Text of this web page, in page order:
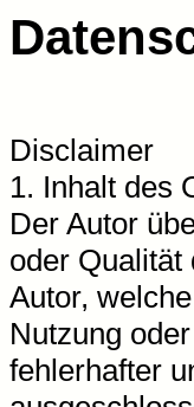
Disclaimer
1. Inhalt des
Der Autor
oder Qualität
Autor,
Nutzung
fehlerhafter